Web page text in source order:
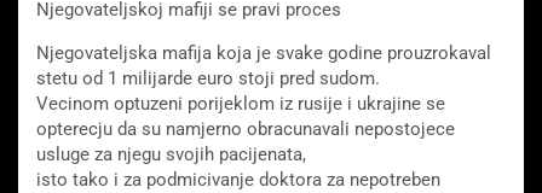
Njegovateljskoj mafiji se pravi proces
Njegovateljska mafija koja je svake godine prouzrokaval
stetu od 1 milijarde euro stoji pred sudom.
Vecinom optuzeni porijeklom iz rusije i ukrajine se
opterecju da su namjerno obracunavali nepostojece
usluge za njegu svojih pacijenata,
isto tako i za podmicivanje doktora za nepotreben